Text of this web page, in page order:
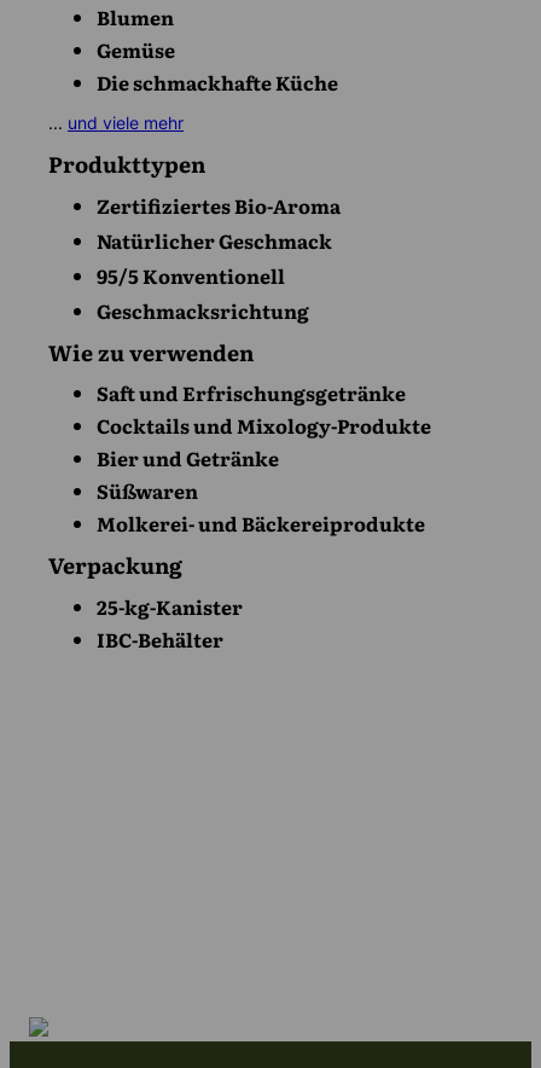
Blumen
Gemüse
Die schmackhafte Küche
... und viele mehr
Produkttypen
Zertifiziertes Bio-Aroma
Natürlicher Geschmack
95/5 Konventionell
Geschmacksrichtung
Wie zu verwenden
Saft und Erfrischungsgetränke
Cocktails und Mixology-Produkte
Bier und Getränke
Süßwaren
Molkerei- und Bäckereiprodukte
Verpackung
25-kg-Kanister
IBC-Behälter